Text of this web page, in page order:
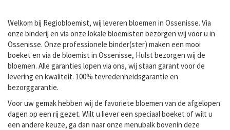
Welkom bij Regiobloemist, wij leveren bloemen in Ossenisse. Via
onze binderij en via onze lokale bloemisten bezorgen wij voor u in
Ossenisse. Onze professionele binder(ster) maken een mooi
boeket en via de bloemist in Ossenisse, Hulst bezorgen wij de
bloemen. Alle garanties lopen via ons, wij staan garant voor de
levering en kwaliteit. 100% tevredenheidsgarantie en
bezorggarantie.
Voor uw gemak hebben wij de favoriete bloemen van de afgelopen
dagen op een rij gezet. Wilt u liever een speciaal boeket of wilt u
een andere keuze, ga dan naar onze menubalk bovenin deze